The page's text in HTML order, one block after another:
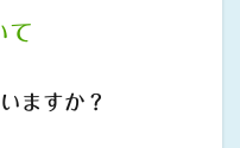
て
ますか？